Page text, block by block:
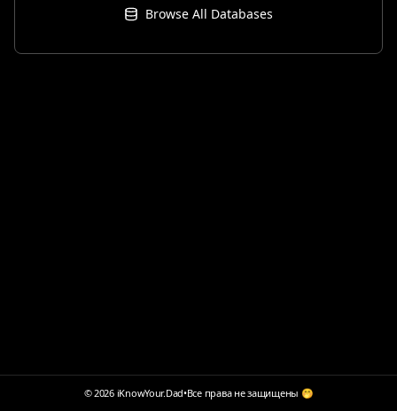
Browse All Databases
© 2026 iKnowYour.Dad•Все права не защищены 🤭